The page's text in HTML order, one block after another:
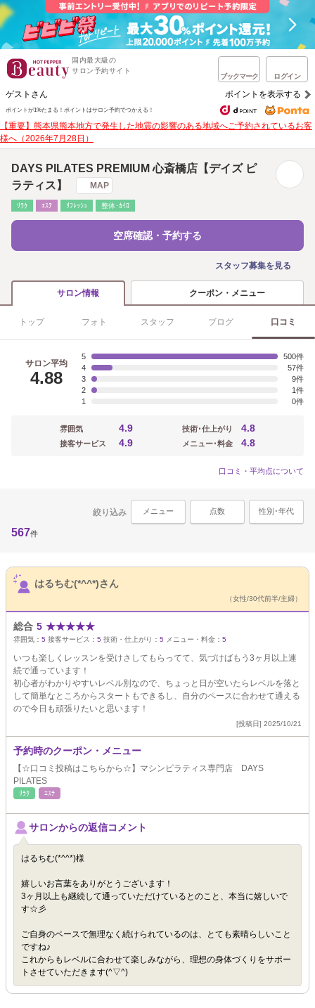
国内最大級の
サロン予約サイト
ブックマーク ログイン
ゲストさん ポイントを表示する
ポイントが1%たまる！ ポイントはサロン予約でつかえる！
【重要】熊本県熊本地方で発生した地震の影響のある地域へご予約されているお客
様へ（2026年7月28日）
DAYS PILATES PREMIUM 心斎橋店【デイズ ピ
ラティス】
MAP
ﾘﾗｸ ｴｽﾃ ﾘﾌﾚｯｼｭ 整体･ｶｲﾛ
空席確認・予約する
スタッフ募集を見る
サロン情報 クーポン・メニュー
トップ フォト スタッフ ブログ 口コミ
サロン平均
4.88
5
500
4
57
3
9
2
1
1
0
雰囲気 4.9
接客サービス 4.9
技術･仕上がり 4.8
メニュー･料金 4.8
口コミ・平均点について
絞り込み メニュー 点数 性別･年代
567件
サロンPick Up
はるちむ(*^^*)さん
（女性/30代前半/主婦）
総合 5 ★★★★★
雰囲気： 5 接客サービス： 5 技術・仕上がり： 5 メニュー・料金： 5
いつも楽しくレッスンを受けさしてもらってて、気づけばもう3ヶ月以上連
続で通っています！
初心者がわかりやすいレベル別なので、ちょっと日が空いたらレベルを落と
して簡単なところからスタートもできるし、自分のペースに合わせて通える
ので今日も頑張りたいと思います！
[投稿日] 2025/10/21
予約時のクーポン・メニュー
【☆口コミ投稿はこちらから☆】マシンピラティス専門店 DAYS
PILATES
ﾘﾗｸ ｴｽﾃ
サロンからの返信コメント
はるちむ(*^^*)様
嬉しいお言葉をありがとうございます！
3ヶ月以上も継続して通っていただけているとのこと、本当に嬉しいで
す☆彡
ご自身のペースで無理なく続けられているのは、とても素晴らしいこと
ですね♪
これからもレベルに合わせて楽しみながら、理想の身体づくりをサポー
トさせていただきます(^▽^)